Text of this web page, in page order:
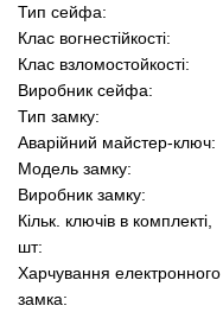
Тип сейфа:
Клас вогнестійкості:
Клас взломостойкості:
Виробник сейфа:
Тип замку:
Аварійний майстер-ключ:
Модель замку:
Виробник замку:
Кільк. ключів в комплекті,
шт:
Харчування електронного
замка: